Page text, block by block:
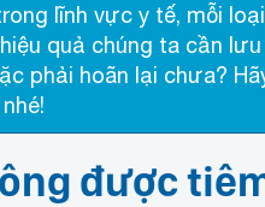
lĩnh vực y tế, mỗi
quả chúng ta cần
phải hoãn lại chưa?
được